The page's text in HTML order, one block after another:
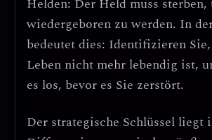
Helden: Der Held muss sterben,
wiedergeboren zu werden. In
bedeutet dies: Identifizieren
Leben nicht mehr lebendig ist,
es los, bevor es Sie zerstört.
Der strategische Schlüssel liegt